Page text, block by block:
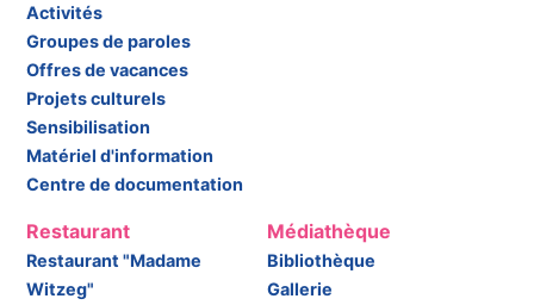
Activités
Groupes de paroles
Offres de vacances
Projets culturels
Sensibilisation
Matériel d'information
Centre de documentation
Restaurant
Restaurant "Madame
Witzeg"
Médiathèque
Bibliothèque
Gallerie